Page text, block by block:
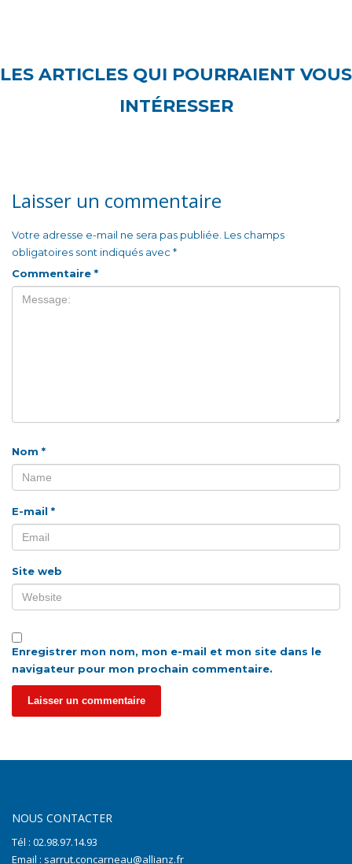
LES ARTICLES QUI POURRAIENT VOUS
INTÉRESSER
Laisser un commentaire
Votre adresse e-mail ne sera pas publiée. Les champs
obligatoires sont indiqués avec *
Commentaire *
Nom *
E-mail *
Site web
Enregistrer mon nom, mon e-mail et mon site dans le
navigateur pour mon prochain commentaire.
NOUS CONTACTER
Tél : 02.98.97.14.93
Email : sarrut.concarneau@allianz.fr